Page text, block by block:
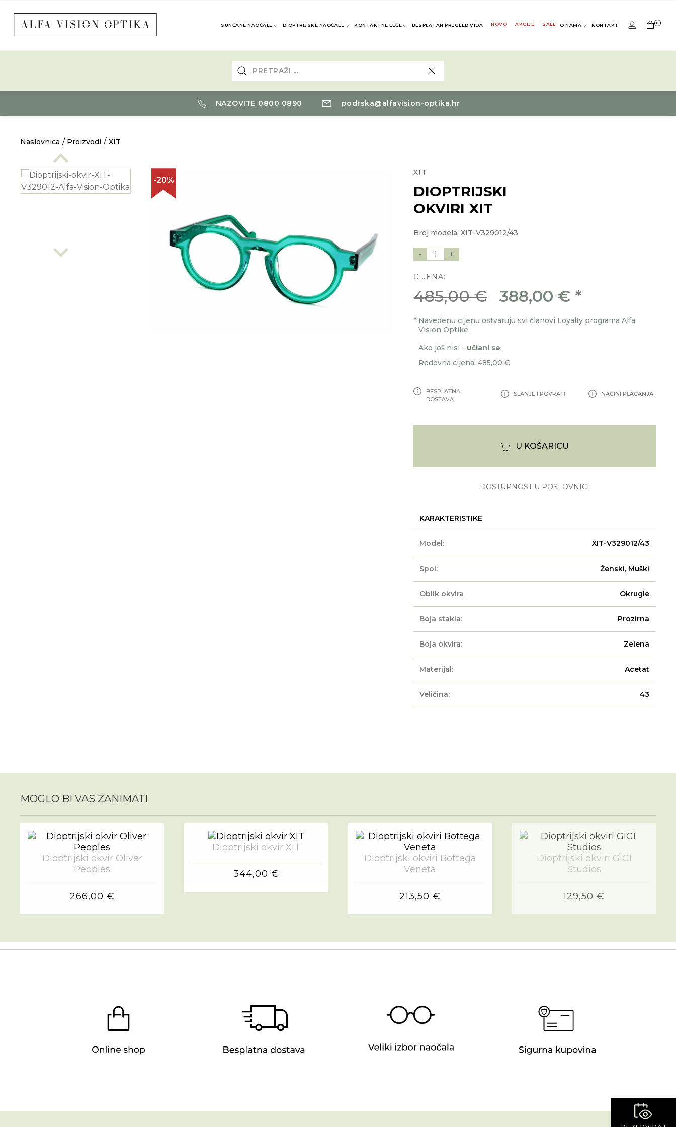
SUNČANE NAOČALE DIOPTRIJSKE NAOČALE KONTAKTNE LEĆE BESPLATAN PREGLED VIDA NOVO AKCIJE SALE O NAMA KONTAKT 0
NAZOVITE 0800 0890 podrska@alfavision-optika.hr
Naslovnica Proizvodi XIT
-20%
XIT
DIOPTRIJSKI
OKVIRI XIT
Broj modela: XIT-V329012/43
- 1 +
CIJENA:
485,00 € 388,00 € *
* Navedenu cijenu ostvaruju svi članovi Loyalty programa Alfa
Vision Optike.
Ako još nisi - učlani se.
Redovna cijena: 485,00 €
BESPLATNA
DOSTAVA
SLANJE I POVRATI NAČINI PLAĆANJA
U KOŠARICU
DOSTUPNOST U POSLOVNICI
KARAKTERISTIKE
Model: XIT-V329012/43
Spol: Ženski, Muški
Oblik okvira Okrugle
Boja stakla: Prozirna
Boja okvira: Zelena
Materijal: Acetat
Veličina: 43
MOGLO BI VAS ZANIMATI
Dioptrijski okvir Oliver
Peoples
266,00 €
Dioptrijski okvir XIT
344,00 €
Dioptrijski okviri Bottega
Veneta
213,50 €
Dioptrijski okviri GIGI
Studios
129,50 €